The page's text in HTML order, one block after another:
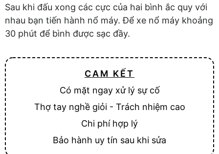
Sau khi đấu xong các cực của hai bình ắc quy với
nhau bạn tiến hành nổ máy. Để xe nổ máy khoảng
30 phút để bình được sạc đầy.
CAM KẾT
Có mặt ngay xử lý sự cố
Thợ tay nghề giỏi - Trách nhiệm cao
Chi phí hợp lý
Bảo hành uy tín sau khi sửa